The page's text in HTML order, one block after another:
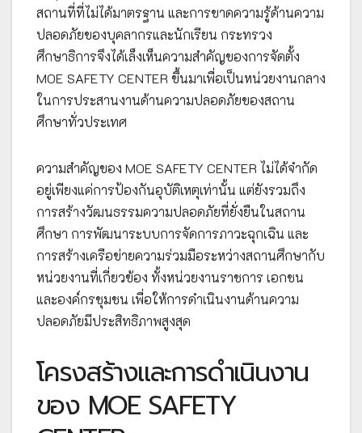
สถานที่ที่ไม่ได้มาตรฐาน และการขาดความรู้ด้านความ
ปลอดภัยของบุคลากรและนักเรียน กระทรวง
ศึกษาธิการจึงได้เล็งเห็นความสำคัญของการจัดตั้ง
MOE SAFETY CENTER ขึ้นมาเพื่อเป็นหน่วยงานกลาง
ในการประสานงานด้านความปลอดภัยของสถาน
ศึกษาทั่วประเทศ
ความสำคัญของ MOE SAFETY CENTER ไม่ได้จำกัด
อยู่เพียงแค่การป้องกันอุบัติเหตุเท่านั้น แต่ยังรวมถึง
การสร้างวัฒนธรรมความปลอดภัยที่ยั่งยืนในสถาน
ศึกษา การพัฒนาระบบการจัดการภาวะฉุกเฉิน และ
การสร้างเครือข่ายความร่วมมือระหว่างสถานศึกษากับ
หน่วยงานที่เกี่ยวข้อง ทั้งหน่วยงานราชการ เอกชน
และองค์กรชุมชน เพื่อให้การดำเนินงานด้านความ
ปลอดภัยมีประสิทธิภาพสูงสุด
โครงสร้างและการดำเนินงาน
ของ MOE SAFETY